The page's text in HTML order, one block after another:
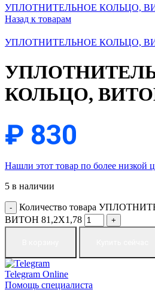
УПЛОТНИТЕЛЬНОЕ КОЛЬЦО,
Назад к товарам
УПЛОТНИТЕЛЬНОЕ КОЛЬЦО,
КОЛЬЦО,
₽ 830
Нашли этот товар по более низкой
5 в наличии
Количество товара
ВИТОН 81,2X1,78
Telegram Online
Помощь специалиста